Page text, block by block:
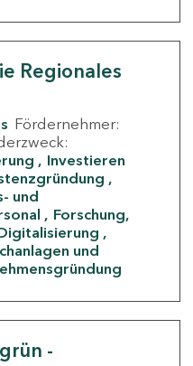
Regionales
Fördernehmer:
Investieren
und
Forschung,
und
-